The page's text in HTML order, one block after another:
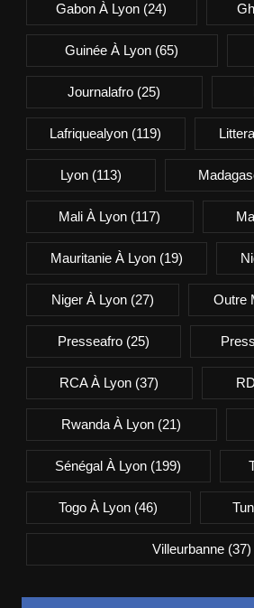
Gabon À Lyon (24)
Guinée À Lyon (65)
Journalafro (25)
Lafriquealyon (119)
Lyon(113)
Mali À Lyon (117)
Mauritanie À Lyon(19)
Niger À Lyon(27) Outre
Presseafro(25)
RCA À Lyon (37)
Rwanda À Lyon (21)
Sénégal À Lyon (199)
Togo À Lyon (46)
Villeurbanne(37)